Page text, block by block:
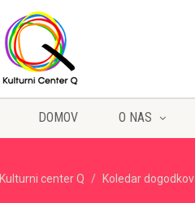
DOMOV O NAS
Kulturni center Q Koledar dogodkov